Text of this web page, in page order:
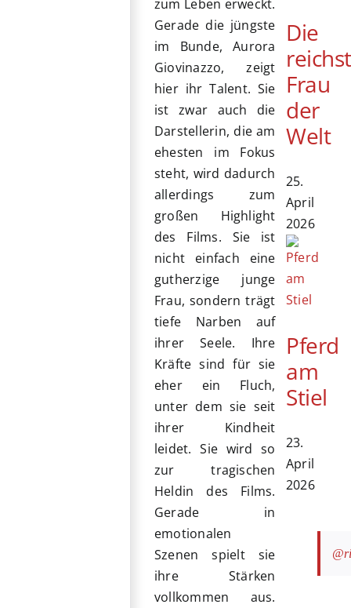
zum Leben erweckt.
Gerade die jüngste
im Bunde, Aurora
Giovinazzo, zeigt
hier ihr Talent. Sie
ist zwar auch die
Darstellerin, die am
ehesten im Fokus
steht, wird dadurch
allerdings zum
großen Highlight
des Films. Sie ist
nicht einfach eine
gutherzige junge
Frau, sondern trägt
tiefe Narben auf
ihrer Seele. Ihre
Kräfte sind für sie
eher ein Fluch,
unter dem sie seit
ihrer Kindheit
leidet. Sie wird so
zur tragischen
Heldin des Films.
Gerade in
emotionalen
Szenen spielt sie
ihre Stärken
vollkommen aus.
Die
Frau
der
Welt
25.
April
2026
Pferd
am
Stiel
23.
April
2026